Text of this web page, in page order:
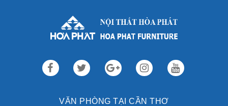
VĂN PHÒNG TẠI CẦN THƠ